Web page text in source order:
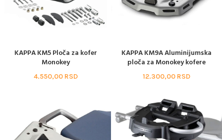
KAPPA KM5 Ploča za kofer
Monokey
4.550,00 RSD
KAPPA KM9A Aluminijumska
ploča za Monokey kofere
12.300,00 RSD